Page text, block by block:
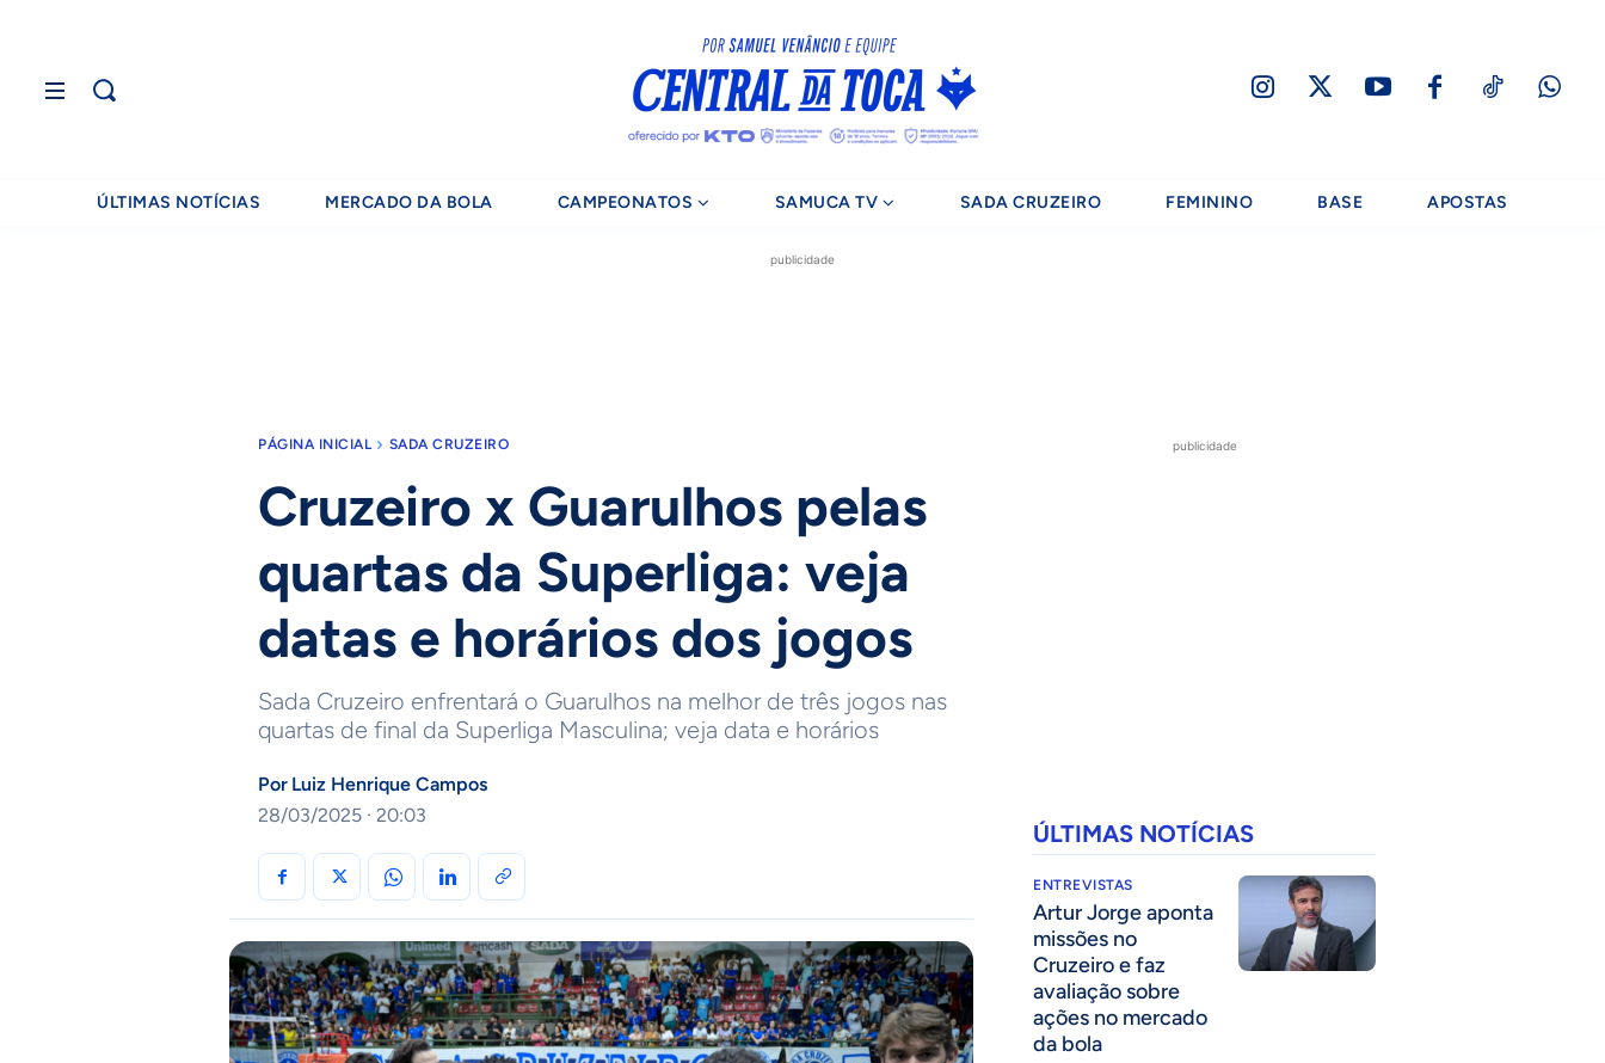
ÚLTIMAS NOTÍCIAS MERCADO DA BOLA CAMPEONATOS SAMUCA TV SADA CRUZEIRO FEMININO BASE APOSTAS
publicidade
PÁGINA INICIAL SADA CRUZEIRO
Cruzeiro x Guarulhos pelas
quartas da Superliga: veja
datas e horários dos jogos
Sada Cruzeiro enfrentará o Guarulhos na melhor de três jogos nas
quartas de final da Superliga Masculina; veja data e horários
Por Luiz Henrique Campos
28/03/2025 · 20:03
publicidade
ÚLTIMAS NOTÍCIAS
ENTREVISTAS
Artur Jorge aponta
missões no
Cruzeiro e faz
avaliação sobre
ações no mercado
da bola